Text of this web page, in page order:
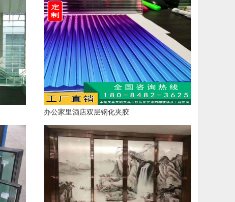
办公家里酒店双层钢化夹胶